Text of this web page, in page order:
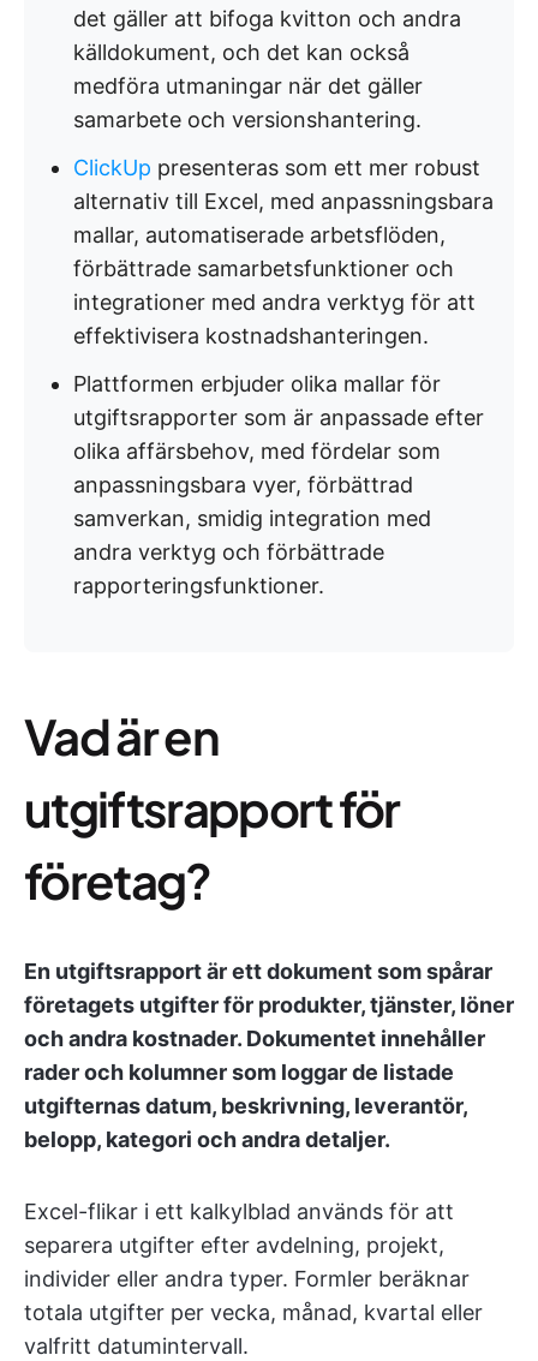
det gäller att bifoga kvitton och andra
källdokument, och det kan också
medföra utmaningar när det gäller
samarbete och versionshantering.
ClickUp presenteras som ett mer robust
alternativ till Excel, med anpassningsbara
mallar, automatiserade arbetsflöden,
förbättrade samarbetsfunktioner och
integrationer med andra verktyg för att
effektivisera kostnadshanteringen.
Plattformen erbjuder olika mallar för
utgiftsrapporter som är anpassade efter
olika affärsbehov, med fördelar som
anpassningsbara vyer, förbättrad
samverkan, smidig integration med
andra verktyg och förbättrade
rapporteringsfunktioner.
Vad är en
utgiftsrapport för
företag?
En utgiftsrapport är ett dokument som spårar
företagets utgifter för produkter, tjänster, löner
och andra kostnader. Dokumentet innehåller
rader och kolumner som loggar de listade
utgifternas datum, beskrivning, leverantör,
belopp, kategori och andra detaljer.
Excel-flikar i ett kalkylblad används för att
separera utgifter efter avdelning, projekt,
individer eller andra typer. Formler beräknar
totala utgifter per vecka, månad, kvartal eller
valfritt datumintervall.